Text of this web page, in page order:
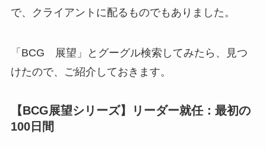
で、クライアントに配るものでもありました。
「BCG 展望」とグーグル検索してみたら、見つ
けたので、ご紹介しておきます。
【BCG展望シリーズ】リーダー就任：最初の
100日間